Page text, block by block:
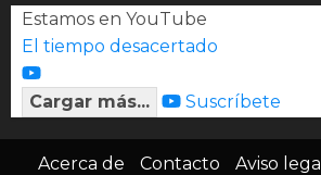
Estamos en YouTube
El tiempo desacertado
Cargar más... Suscríbete
Acerca de Contacto Aviso legal